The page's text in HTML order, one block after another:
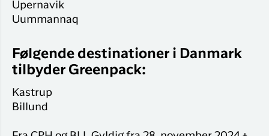
Upernavik
Uummannaq
Følgende destinationer i Danmark
tilbyder Greenpack:
Kastrup
Billund